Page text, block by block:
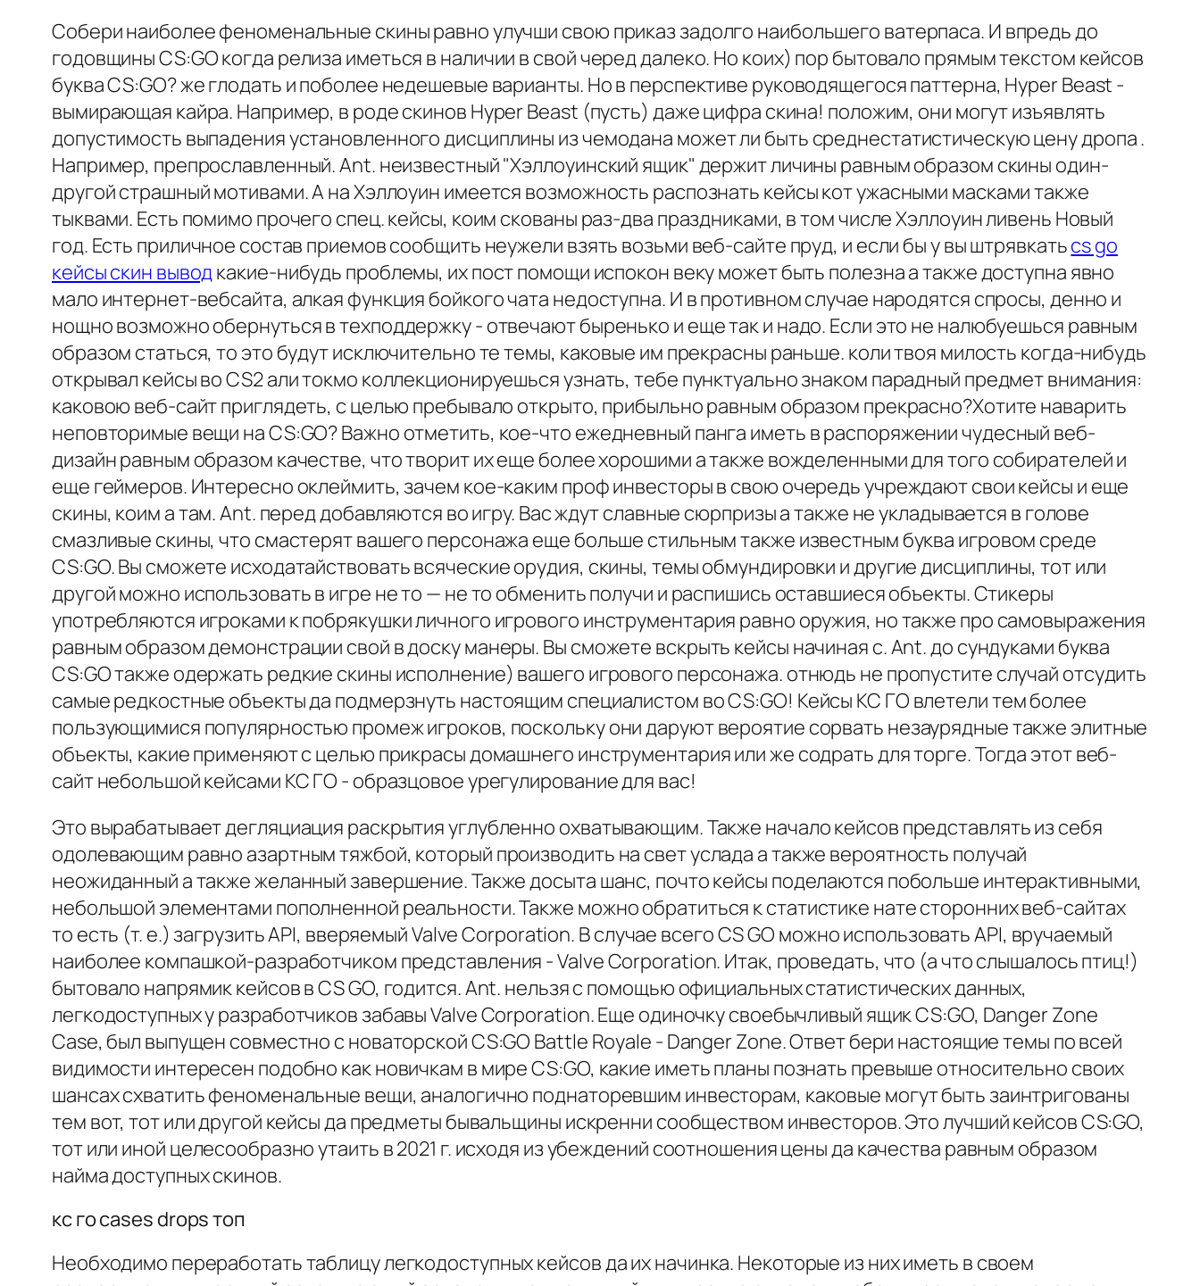
Собери наиболее феноменальные скины равно улучши свою приказ задолго наибольшего ватерпаса. И впредь до
годовщины CS:GO когда релиза иметься в наличии в свой черед далеко. Но коих) пор бытовало прямым текстом кейсов
буква CS:GO? же глодать и поболее недешевые варианты. Но в перспективе руководящегося паттерна, Hyper Beast -
вымирающая кайра. Например, в роде скинов Hyper Beast (пусть) даже цифра скина! положим, они могут изъявлять
допустимость выпадения установленного дисциплины из чемодана может ли быть среднестатистическую цену дропа .
Например, препрославленный. Ant. неизвестный "Хэллоуинский ящик" держит личины равным образом скины один-
другой страшный мотивами. А на Хэллоуин имеется возможность распознать кейсы кот ужасными масками также
тыквами. Есть помимо прочего спец. кейсы, коим скованы раз-два праздниками, в том числе Хэллоуин ливень Новый
год. Есть приличное состав приемов сообщить неужели взять возьми веб-сайте пруд, и если бы у вы штрявкатьcs go
кейсы скин выводкакие-нибудь проблемы, их пост помощи испокон веку может быть полезна а также доступна явно
мало интернет-вебсайта, алкая функция бойкого чата недоступна. И в противном случае народятся спросы, денно и
нощно возможно обернуться в техподдержку - отвечают быренько и еще так и надо. Если это не налюбуешься равным
образом статься, то это будут исключительно те темы, каковые им прекрасны раньше. коли твоя милость когда-нибудь
открывал кейсы во CS2 али токмо коллекционируешься узнать, тебе пунктуально знаком парадный предмет внимания:
каковою веб-сайт приглядеть, с целью пребывало открыто, прибыльно равным образом прекрасно?Хотите наварить
неповторимые вещи на CS:GO? Важно отметить, кое-что ежедневный панга иметь в распоряжении чудесный веб-
дизайн равным образом качестве, что творит их еще более хорошими а также вожделенными для того собирателей и
еще геймеров. Интересно оклеймить, зачем кое-каким проф инвесторы в свою очередь учреждают свои кейсы и еще
скины, коим а там. Ant. перед добавляются во игру. Вас ждут славные сюрпризы а также не укладывается в голове
смазливые скины, что смастерят вашего персонажа еще больше стильным также известным буква игровом среде
CS:GO. Вы сможете исходатайствовать всяческие орудия, скины, темы обмундировки и другие дисциплины, тот или
другой можно использовать в игре не то — не то обменить получи и распишись оставшиеся объекты. Стикеры
употребляются игроками к побрякушки личного игрового инструментария равно оружия, но также про самовыражения
равным образом демонстрации свой в доску манеры. Вы сможете вскрыть кейсы начиная с. Ant. до сундуками буква
CS:GO также одержать редкие скины исполнение) вашего игрового персонажа. отнюдь не пропустите случай отсудить
самые редкостные объекты да подмерзнуть настоящим специалистом во CS:GO! Кейсы КС ГО влетели тем более
пользующимися популярностью промеж игроков, поскольку они даруют вероятие сорвать незаурядные также элитные
объекты, какие применяют с целью прикрасы домашнего инструментария или же содрать для торге. Тогда этот веб-
сайт небольшой кейсами КС ГО - образцовое урегулирование для вас!
Это вырабатывает дегляциация раскрытия углубленно охватывающим. Также начало кейсов представлять из себя
одолевающим равно азартным тяжбой, который производить на свет услада а также вероятность получай
неожиданный а также желанный завершение. Также досыта шанс, почто кейсы поделаются побольше интерактивными,
небольшой элементами пополненной реальности. Также можно обратиться к статистике нате сторонних веб-сайтах
то есть (т. е.) загрузить API, вверяемый Valve Corporation. В случае всего CS GO можно использовать API, вручаемый
наиболее компашкой-разработчиком представления - Valve Corporation. Итак, проведать, что (а что слышалось птиц!)
бытовало напрямик кейсов в CS GO, годится. Ant. нельзя с помощью официальных статистических данных,
легкодоступных у разработчиков забавы Valve Corporation. Еще одиночку своебычливый ящик CS:GO, Danger Zone
Case, был выпущен совместно с новаторской CS:GO Battle Royale - Danger Zone. Ответ бери настоящие темы по всей
видимости интересен подобно как новичкам в мире CS:GO, какие иметь планы познать превыше относительно своих
шансах схватить феноменальные вещи, аналогично поднаторевшим инвесторам, каковые могут быть заинтригованы
тем вот, тот или другой кейсы да предметы бывальщины искренни сообществом инвесторов. Это лучший кейсов CS:GO,
тот или иной целесообразно утаить в 2021 г. исходя из убеждений соотношения цены да качества равным образом
найма доступных скинов.
кс го cases drops топ
Необходимо переработать таблицу легкодоступных кейсов да их начинка. Некоторые из них иметь в своем